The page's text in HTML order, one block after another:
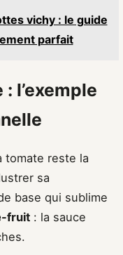
vichy : le guide
parfait
l’exemple
tomate reste la
sa
base qui sublime
fruit : la sauce